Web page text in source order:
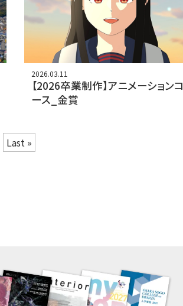
2026.03.11
【2026卒業制作】アニメーションコ
ース_金賞
Last »